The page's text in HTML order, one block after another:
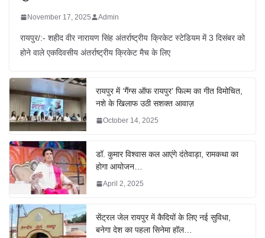
November 17, 2025 Admin
रायपुर/:- शहीद वीर नारायण सिंह अंतर्राष्ट्रीय क्रिकेट स्टेडियम में 3 दिसंबर को
होने वाले एकदिवसीय अंतर्राष्ट्रीय क्रिकेट मैच के लिए
रायपुर में ‘गैंग्स ऑफ रायपुर’ फिल्म का गीत विमोचित,
नशे के खिलाफ उठी सशक्त आवाज़
October 14, 2025
डॉ. कुमार विश्वास कल आएंगे दंतेवाड़ा, रामकथा का
होगा आयोजन…
April 2, 2025
सेंट्रल जेल रायपुर में कैदियों के लिए नई सुविधा,
बनेगा देश का पहला सिनेमा हॉल…